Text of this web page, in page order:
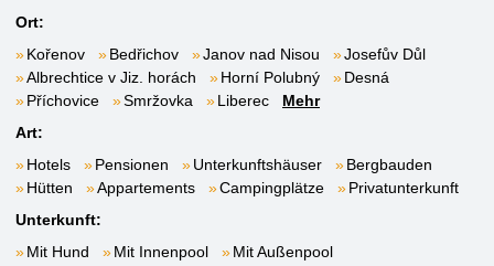
Ort:
Kořenov
Bedřichov Janov nad Nisou
Josefův Důl
Albrechtice v Jiz. horách
Horní Polubný
Desná
Příchovice
Smržovka Liberec
Mehr
Art:
Hotels
Pensionen Unterkunftshäuser
Bergbauden
Hütten
Appartements Campingplätze
Privatunterkunft
Unterkunft:
Mit Hund
Mit Innenpool
Mit Außenpool